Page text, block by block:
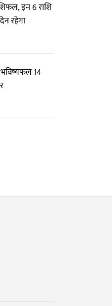
इन 6 राशि
रहेगा
14